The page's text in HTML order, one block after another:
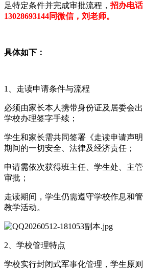
足特定条件并完成审批流程， 招办电话
13028693144同微信，刘老师。
具体如下：
1、走读申请条件与流程
必须由家长本人携带身份证及居委会
学校办理签字手续；
学生和家长需共同签署《走读申请声
期间的一切安全、法律及经济责任；
申请需依次获得班主任、学生处、主
审批；
走读期间，学生仍需遵守学校作息和
教学活动‌‌。
2、学校管理特点
学校实行‌封闭式军事化管理‌，学生原